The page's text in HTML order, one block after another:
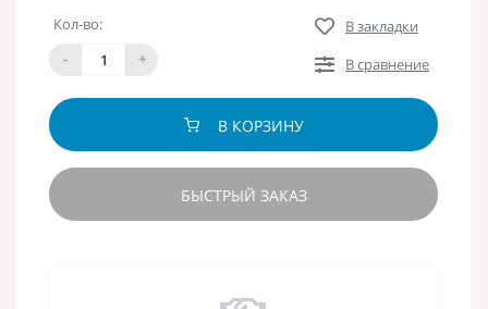
Кол-во:
-
+
В закладки
В сравнение
В КОРЗИНУ
БЫСТРЫЙ ЗАКАЗ